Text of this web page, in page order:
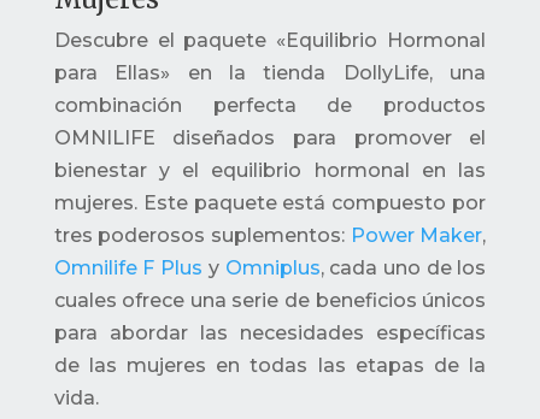
Descubre el paquete «Equilibrio Hormonal
para Ellas» en la tienda DollyLife, una
combinación perfecta de productos
OMNILIFE diseñados para promover el
bienestar y el equilibrio hormonal en las
mujeres. Este paquete está compuesto por
tres poderosos suplementos: Power Maker,
Omnilife F Plus y Omniplus, cada uno de los
cuales ofrece una serie de beneficios únicos
para abordar las necesidades específicas
de las mujeres en todas las etapas de la
vida.